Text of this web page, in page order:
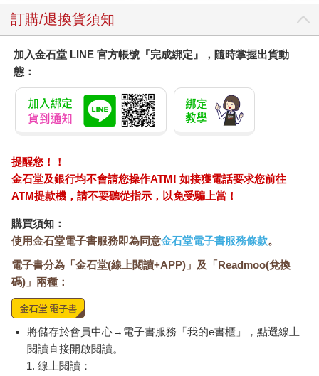
裡頭的段落名稱，因此從這裡就可以知道這個咒語的修煉體系，
煉。
這裡補充一下，所有的上真之道照說都有好幾個先備修煉需要滿
足，用現代化說叫做前置技能點，這個前面沒點好就直接跳去後
面的話，那是練不出什麼花來的，因為最基本的專注能力或者存
想能力都還跟紙糊的一樣，所以在這邊大家先當做故事看看就
但是、如果、或許，在各種因緣際會下，各位能夠遇到並把前置
修煉先弄得純熟了，那麼也自然會有人跑出來跟你說下一步該怎
就是一種貴圈真傲嬌的狀態這樣。
閒話休提，繼續咒語。
‧六合清鍊，百神受恩‧
這裡的「六合」，在道書註釋中是鬢下，也就是鬢角區域。意思
是除了頭殼裡面的腦神、頭殼外面的髮神以外，連這些邊邊角角
的地方都要照顧到喔。隨著咒語的誦念，人的心念會自然掃過念
到的地方，因此在此又加上了鬢角阿美人尖啊來補強一下咒語的
完整性。
訂購/退換貨須知
加入金石堂 LINE 官方帳號『完成綁定』，隨時掌握出貨動
態：
提醒您！！
金石堂及銀行均不會請您操作ATM! 如接獲電話要求您前往
ATM提款機，請不要聽從指示，以免受騙上當！
購買須知：
使用金石堂電子書服務即為同意金石堂電子書服務條款。
電子書分為「金石堂(線上閱讀+APP)」及「Readmoo(兌換
碼)」兩種：
將儲存於會員中心→電子書服務「我的e書櫃」，點選線上
閱讀直接開啟閱讀。
線上閱讀：